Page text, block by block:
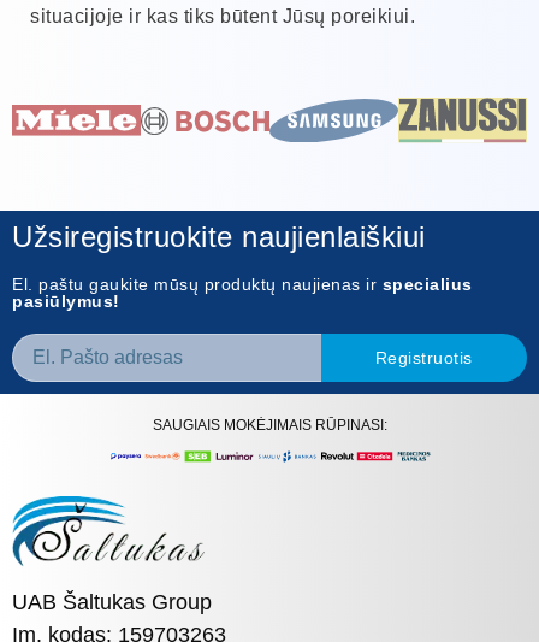
situacijoje ir kas tiks būtent Jūsų poreikiui.
Užsiregistruokite naujienlaiškiui
El. paštu gaukite mūsų produktų naujienas ir specialius
pasiūlymus!
Registruotis
SAUGIAIS MOKĖJIMAIS RŪPINASI:
UAB Šaltukas Group
Įm. kodas: 159703263